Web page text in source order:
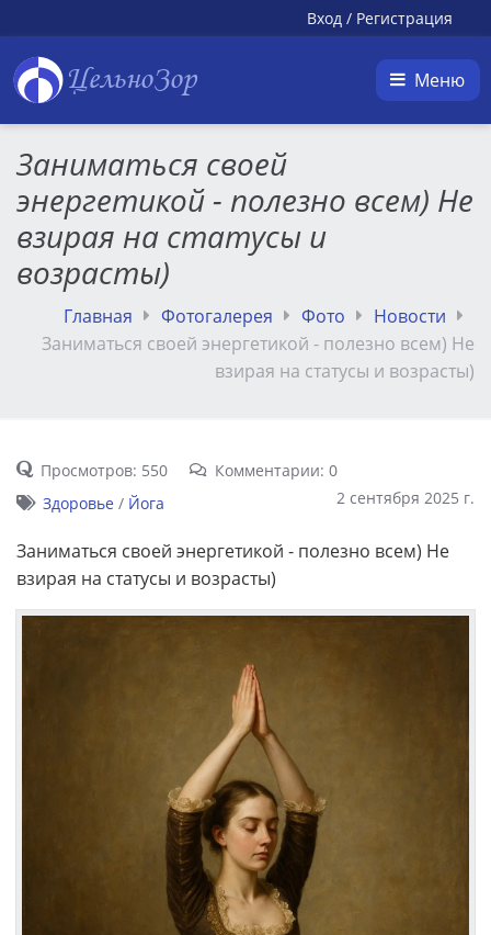
Вход / Регистрация
ЦельноЗор Меню
Заниматься своей
энергетикой - полезно всем) Не
взирая на статусы и
возрасты)
Главная Фотогалерея Фото
Новости
Заниматься своей энергетикой - полезно всем) Не
взирая на статусы и возрасты)
Просмотров: 550
Комментарии: 0
2 сентября 2025 г.
Здоровье / Йога
Заниматься своей энергетикой - полезно всем) Не
взирая на статусы и возрасты)